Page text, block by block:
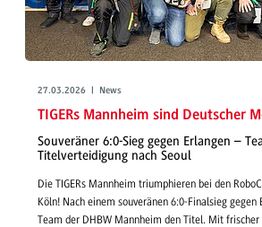
27.03.2026 | News
TIGERs Mannheim sind Deutscher
Souveräner 6:0-Sieg gegen Erlangen –
Titelverteidigung nach Seoul
Die TIGERs Mannheim triumphieren bei den
Köln! Nach einem souveränen 6:0-Finalsieg gegen
Team der DHBW Mannheim den Titel. Mit